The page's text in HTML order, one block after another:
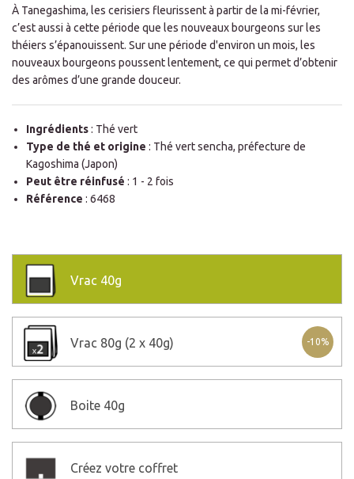
À Tanegashima, les cerisiers fleurissent à partir de la mi-février,
c’est aussi à cette période que les nouveaux bourgeons sur les
théiers s’épanouissent. Sur une période d'environ un mois, les
nouveaux bourgeons poussent lentement, ce qui permet d’obtenir
des arômes d’une grande douceur.
Ingrédients: Thé vert
Type de thé et origine : Thé vert sencha, préfecture de
Kagoshima (Japon)
Peut être réinfusé : 1 - 2 fois
Référence : 6468
Vrac 40g
-10%
Vrac 80g (2 x 40g)
Boite 40g
Créez votre coffret